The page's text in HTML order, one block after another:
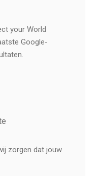
your World
Google-
zorgen dat jouw